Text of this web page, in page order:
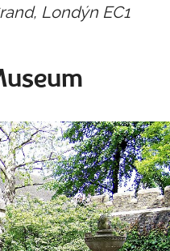
Londýn EC1